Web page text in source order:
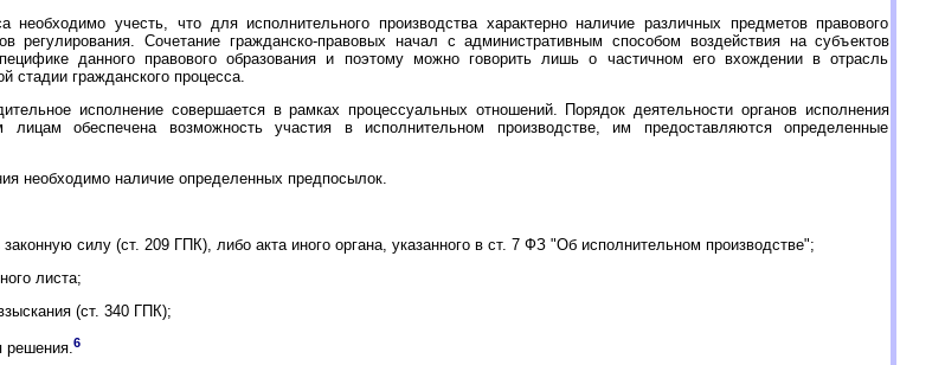
учесть, что для исполнительного производства характерно наличие различных предметов правового
регулирования. Сочетание гражданско-правовых начал с административным способом воздействия на субъектов
данного правового образования и поэтому можно говорить лишь о частичном его вхождении в отрасль
стадии гражданского процесса.
исполнение совершается в рамках процессуальных отношений. Порядок деятельности органов исполнения
лицам обеспечена возможность участия в исполнительном производстве, им предоставляются определенные
необходимо наличие определенных предпосылок.
силу (ст. 209 ГПК), либо акта иного органа, указанного в ст. 7 ФЗ "Об исполнительном производстве";
листа;
(ст. 340 ГПК);
решения.6